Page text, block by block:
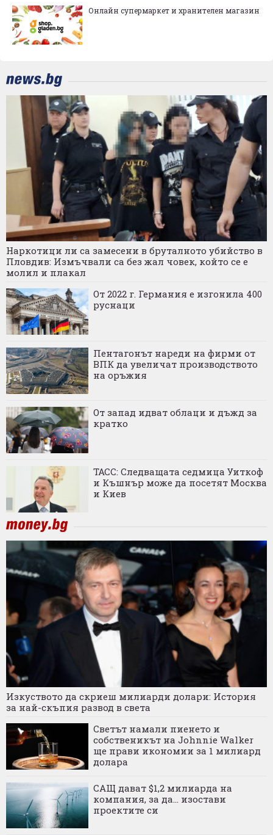
Онлайн супермаркет и хранителен магазин
Наркотици ли са замесени в бруталното убийство в
Пловдив: Измъчвали са без жал човек, който се е
молил и плакал
От 2022 г. Германия е изгонила 400
руснаци
Пентагонът нареди на фирми от
ВПК да увеличат производството
на оръжия
От запад идват облаци и дъжд за
кратко
ТАСС: Следващата седмица Уиткоф
и Къшнър може да посетят Москва
и Киев
Изкуството да скриеш милиарди долари: История
за най-скъпия развод в света
Светът намали пиенето и
собственикът на Johnnie Walker
ще прави икономии за 1 милиард
долара
САЩ дават $1,2 милиарда на
компания, за да... изостави
проектите си